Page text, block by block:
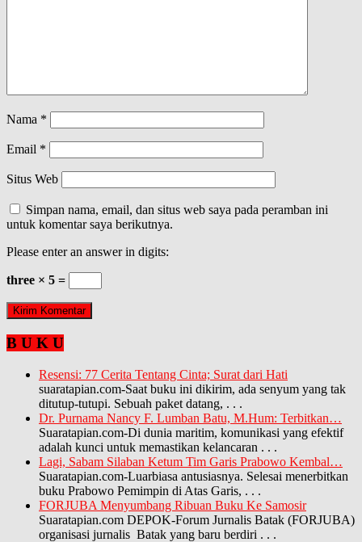
Nama *
Email *
Situs Web
Simpan nama, email, dan situs web saya pada peramban ini
untuk komentar saya berikutnya.
Please enter an answer in digits:
three × 5 =
B U K U
Resensi: 77 Cerita Tentang Cinta; Surat dari Hati
suaratapian.com-Saat buku ini dikirim, ada senyum yang tak
ditutup-tutupi. Sebuah paket datang, . . .
Dr. Purnama Nancy F. Lumban Batu, M.Hum: Terbitkan…
Suaratapian.com-Di dunia maritim, komunikasi yang efektif
adalah kunci untuk memastikan kelancaran . . .
Lagi, Sabam Silaban Ketum Tim Garis Prabowo Kembal…
Suaratapian.com-Luarbiasa antusiasnya. Selesai menerbitkan
buku Prabowo Pemimpin di Atas Garis, . . .
FORJUBA Menyumbang Ribuan Buku Ke Samosir
Suaratapian.com DEPOK-Forum Jurnalis Batak (FORJUBA)
organisasi jurnalis Batak yang baru berdiri . . .